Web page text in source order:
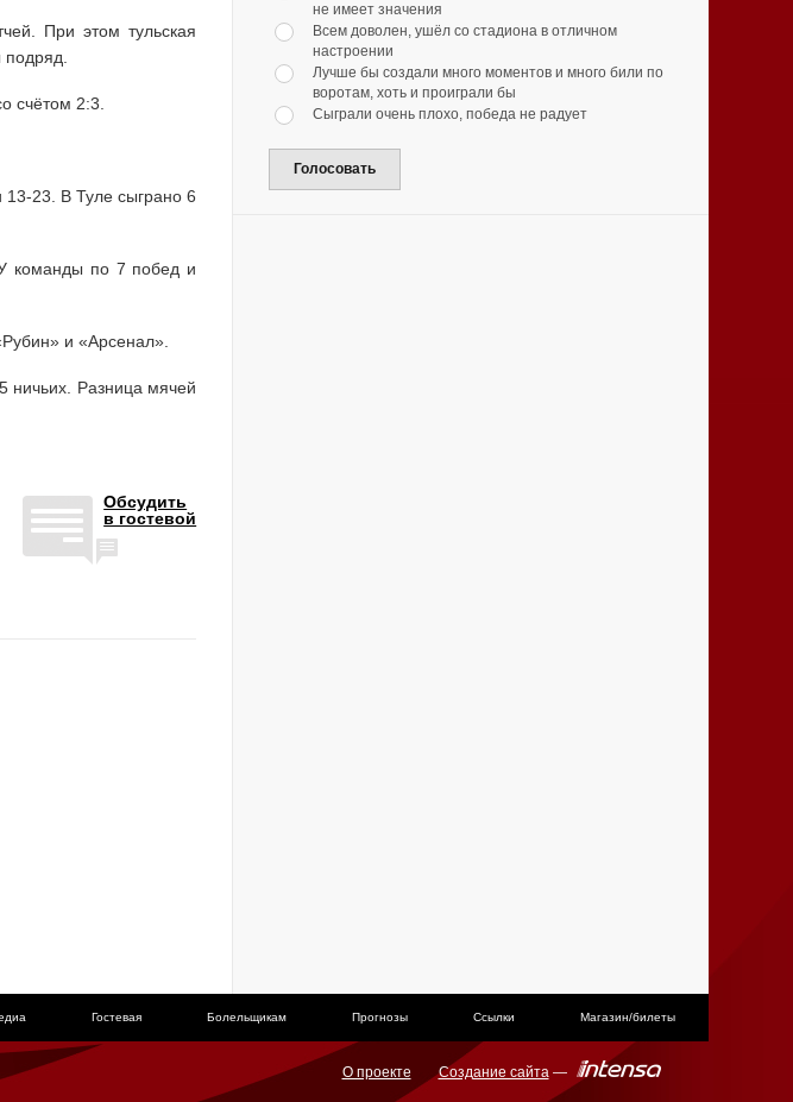
При этом тульская
подряд.
счётом 2:3.
13-23. В Туле сыграно 6
команды по 7 побед и
и «Арсенал».
ничьих. Разница мячей
Обсудить
в гостевой
не имеет значения
Всем доволен, ушёл со стадиона в отличном
настроении
Лучше бы создали много моментов и много били по
воротам, хоть и проиграли бы
Сыграли очень плохо, победа не радует
Голосовать
Гостевая Болельщикам Прогнозы Ссылки Магазин/билеты
О проекте Создание сайта—